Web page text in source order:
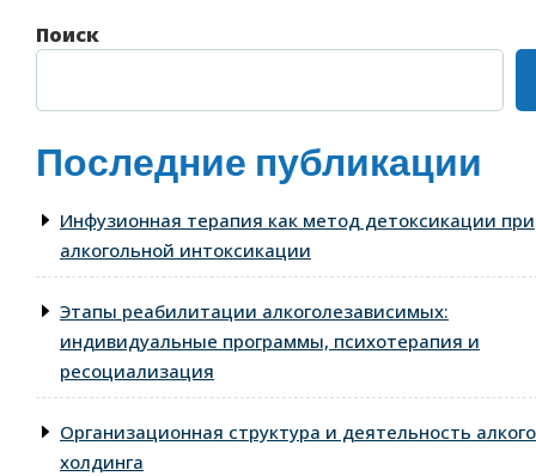
Поиск
Последние публикации
Инфузионная терапия как метод детоксикации при
алкогольной интоксикации
Этапы реабилитации алкоголезависимых:
индивидуальные программы, психотерапия и
ресоциализация
Организационная структура и деятельность
холдинга